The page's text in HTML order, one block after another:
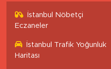
İstanbul Nöbetçi
Eczaneler
İstanbul Trafik Yoğunluk
Haritası